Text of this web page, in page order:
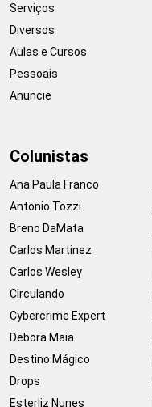
Serviços
Diversos
Aulas e Cursos
Pessoais
Anuncie
Colunistas
Ana Paula Franco
Antonio Tozzi
Breno DaMata
Carlos Martinez
Carlos Wesley
Circulando
Cybercrime Expert
Debora Maia
Destino Mágico
Drops
Esterliz Nunes